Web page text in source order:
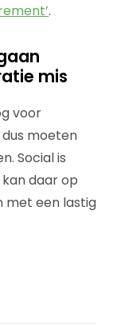
.
mis
voor
moeten
Social is
daar op
met een lastig